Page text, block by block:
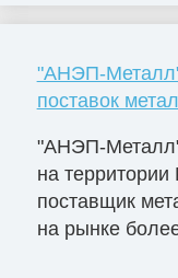
"АНЭП-Металл"
поставок
"АНЭП-
на
поставщик
на рынке